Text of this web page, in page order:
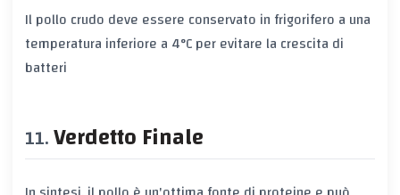
Il pollo crudo deve essere conservato in frigorifero a una
temperatura inferiore a 4°C per evitare la crescita di
batteri
Verdetto Finale